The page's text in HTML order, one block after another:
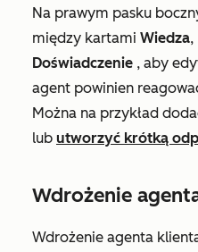
Na prawym pasku
między kartami Wiedza,
Doświadczenie , aby
agent powinien
Można na przykład
lub utworzyć krótką
Wdrożenie
Wdrożenie agenta